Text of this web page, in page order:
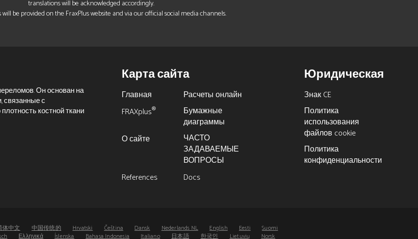
translations will be acknowledged accordingly.
be provided on the FraxPlus website and via our official social media channels.
Он основан на
связанные с
костной ткани
Карта сайта
Главная
Расчеты онлайн
FRAXplus®
Бумажные
диаграммы
О сайте
ЧАСТО
ЗАДАВАЕМЫЕ
ВОПРОСЫ
References
Docs
Юридическая
Знак CE
Политика
использования
файлов cookie
Политика
конфиденциальности
体中文 中国传统的 Hrvatski Čeština Dansk Nederlands NL English Eesti
Suomi
Ελληνικά Íslenska Bahasa Indonesia Italiano 日本語 한국인 Lietuvių Norsk